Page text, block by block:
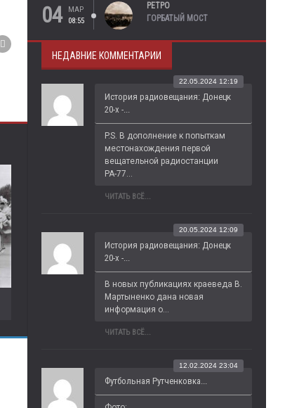
04
МАР
08:55
РЕТРО
ГОРБАТЫЙ МОСТ
НЕДАВНИЕ КОММЕНТАРИИ
История радиовещания: Донецк
20-х -...
22.05.2024 12:19
P.S. В дополнение к попыткам
местонахождения первой
вещательной радиостанции
РА-77...
ЧИТАТЬ ВСЁ...
История радиовещания: Донецк
20-х -...
20.05.2024 12:09
В новых публикациях краеведа В.
Мартыненко дана новая
информация о...
ЧИТАТЬ ВСЁ...
Футбольная Рутченковка...
12.02.2024 23:04